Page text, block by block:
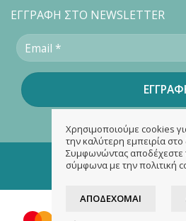
ΕΓΓΡΑΦΗ ΣΤΟ NEWSLETTER
Copyright 2026 ©
Designed &
Χρησιμοποιούμε cookies
την καλύτερη εμπειρία στο
Συμφωνώντας αποδέχεστε
σύμφωνα με την πολιτική
ΑΠΟΔΈΧΟΜΑΙ